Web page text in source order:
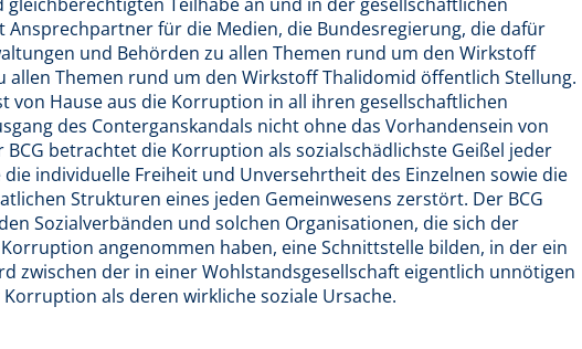
Teilhabe an und in der gesellschaftlichen
Ansprechpartner für die Medien, die Bundesregierung, die dafür
und Behörden zu allen Themen rund um den Wirkstoff
allen Themen rund um den Wirkstoff Thalidomid öffentlich Stellung.
von Hause aus die Korruption in all ihren gesellschaftlichen
des Conterganskandals nicht ohne das Vorhandensein von
betrachtet die Korruption als sozialschädlichste Geißel jeder
individuelle Freiheit und Unversehrtheit des Einzelnen sowie die
Strukturen eines jeden Gemeinwesens zerstört. Der BCG
Sozialverbänden und solchen Organisationen, die sich der
angenommen haben, eine Schnittstelle bilden, in der ein
zwischen der in einer Wohlstandsgesellschaft eigentlich unnötigen
als deren wirkliche soziale Ursache.